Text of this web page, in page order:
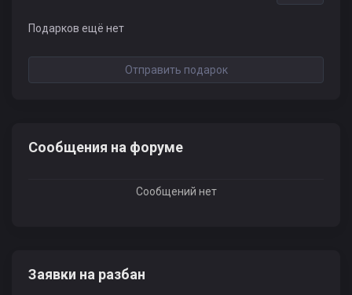
Подарков ещё нет
Отправить подарок
Сообщения на форуме
Сообщений нет
Заявки на разбан